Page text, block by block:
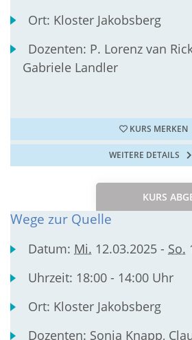
Ort: Kloster Jakobsberg
Dozenten: P. Lorenz van
Gabriele Landler
KURS MERKEN
WEITERE DETAILS
KURS
Wege zur Quelle
Datum: Mi. 12.03.2025 - So.
Uhrzeit: 18:00 - 14:00 Uhr
Ort: Kloster Jakobsberg
Dozenten: Sonja Knapp,